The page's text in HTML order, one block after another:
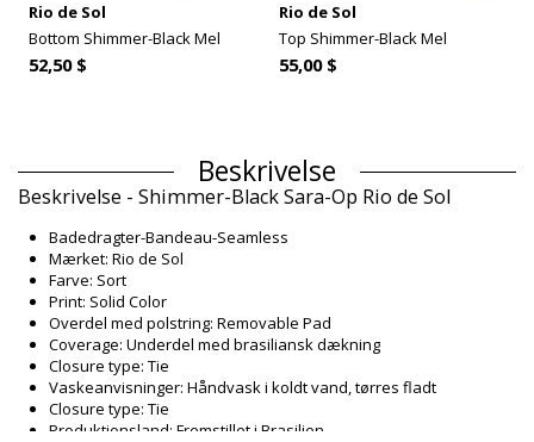
Rio de Sol
Bottom Shimmer-Black Mel
52,50 $
Rio de Sol
Top Shimmer-Black Mel
55,00 $
Beskrivelse
Beskrivelse - Shimmer-Black Sara-Op Rio de Sol
Badedragter-Bandeau-Seamless
Mærket: Rio de Sol
Farve: Sort
Print: Solid Color
Overdel med polstring: Removable Pad
Coverage: Underdel med brasiliansk dækning
Closure type: Tie
Vaskeanvisninger: Håndvask i koldt vand, tørres fladt
Closure type: Tie
Produktionsland: Fremstillet i Brasilien